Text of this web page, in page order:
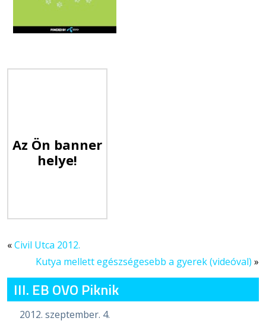
Az Ön banner
helye!
«Civil Utca 2012.
Kutya mellett egészségesebb a gyerek (videóval) »
III. EB OVO Piknik
2012. szeptember. 4.